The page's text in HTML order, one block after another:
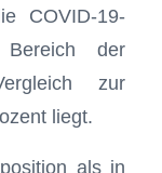
COVID-19-
der
zur
liegt.
als in